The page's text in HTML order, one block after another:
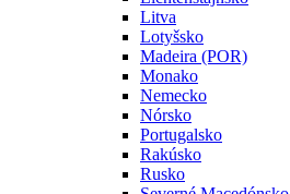
Litva
Lotyšsko
Madeira (POR)
Monako
Nemecko
Nórsko
Portugalsko
Rakúsko
Rusko